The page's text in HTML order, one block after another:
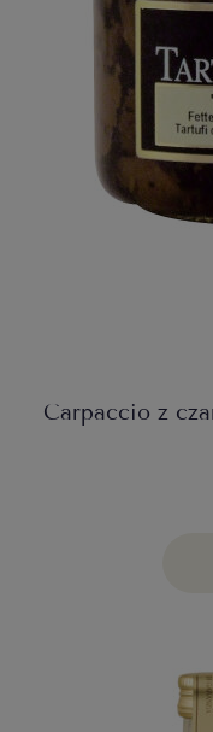
Carpaccio z